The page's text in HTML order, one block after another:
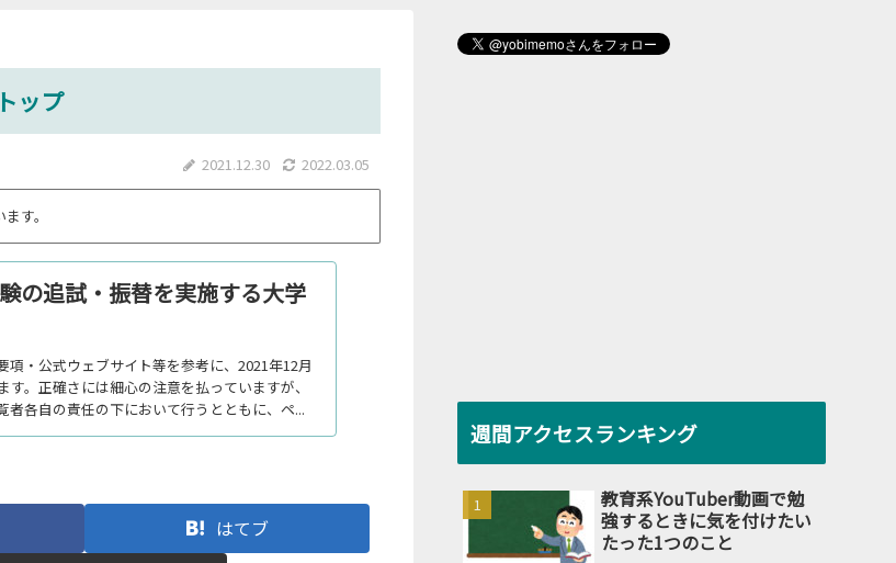
ップ
2021.12.30 2022.03.05
す。
の追試・振替を実施する大学
・公式ウェブサイト等を参考に、2021年12月
。正確さには細心の注意を払っていますが、
者各自の責任の下において行うとともに、ペ...
はてブ
週間アクセスランキング
教育系YouTuber動画で勉
強するときに気を付けたい
たった1つのこと